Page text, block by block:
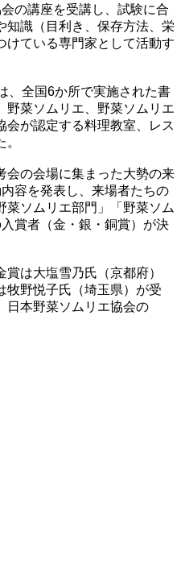
の講座を受講し、試験に合
知識（目利き、保存方法、栄
けている専門家として活動す
、全国6か所で実施された書
野菜ソムリエ、野菜ソムリエ
会が認定する料理教室、レス
会の会場に集まった大勢の来
容を発表し、来場者たちの
菜ソムリエ部門」「野菜ソム
賞者（金・銀・銅賞）が決
は大塩雪乃氏（京都府）
牧野悦子氏（埼玉県）が受
日本野菜ソムリエ協会の